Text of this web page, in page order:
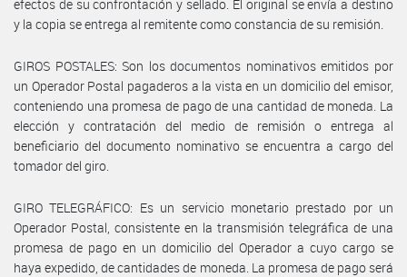
efectos de su confrontación y sellado. El original se envía a destino
y la copia se entrega al remitente como constancia de su remisión.
GIROS POSTALES: Son los documentos nominativos emitidos por
un Operador Postal pagaderos a la vista en un domicilio del emisor,
conteniendo una promesa de pago de una cantidad de moneda. La
elección y contratación del medio de remisión o entrega al
beneficiario del documento nominativo se encuentra a cargo del
tomador del giro.
GIRO TELEGRÁFICO: Es un servicio monetario prestado por un
Operador Postal, consistente en la transmisión telegráfica de una
promesa de pago en un domicilio del Operador a cuyo cargo se
haya expedido, de cantidades de moneda. La promesa de pago será